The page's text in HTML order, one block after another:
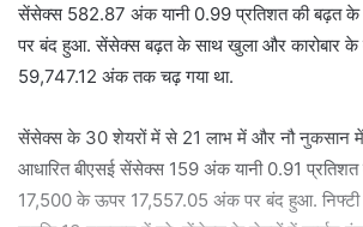
सेंसेक्स 582.87 अंक यानी 0.99 प्रतिशत की बढ़त
पर बंद हुआ. सेंसेक्स बढ़त के साथ खुला और कारोबार के
59,747.12 अंक तक चढ़ गया था.
सेंसेक्स के 30 शेयरों में से 21 लाभ में और नौ नुकसान में
आधारित बीएसई सेंसेक्स 159 अंक यानी 0.91
17,500 के ऊपर 17,557.05 अंक पर बंद हुआ.